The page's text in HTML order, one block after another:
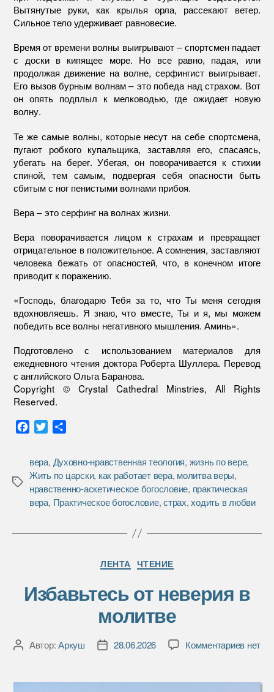
Вытянутые руки, как крылья орла, рассекают ветер.
Сильное тело удерживает равновесие.
Время от времени волны выигрывают – спортсмен падает
с доски в кипящее море. Но все равно, падая, или
продолжая движение на волне, серфингист выигрывает.
Его вызов бурным волнам – это победа над страхом. Вот
он опять подплыл к мелководью, где ожидает новую
волну.
Те же самые волны, которые несут на себе спортсмена,
пугают робкого купальщика, заставляя его, спасаясь,
убегать на берег. Убегая, он поворачивается к стихии
спиной, тем самым, подвергая себя опасности быть
сбитым с ног пенистыми волнами прибоя.
Вера – это серфинг на волнах жизни.
Вера поворачивается лицом к страхам и превращает
отрицательное в положительное. А сомнения, заставляют
человека бежать от опасностей, что, в конечном итоге
приводит к поражению.
«Господь, благодарю Тебя за то, что Ты меня сегодня
вдохновляешь. Я знаю, что вместе, Ты и я, мы можем
победить все волны негативного мышления. Аминь».
Подготовлено с использованием материалов для
ежедневного чтения доктора Роберта Шуллера. Перевод
с английского Ольга Баранова.
Copyright © Crystal Cathedral Minstries, All Rights
Reserved.
e
b
o
o
t
t
e
r
р
а
в
и
ь
Метки
вера, Духовно-нравственная теология, жизнь по вере,
Жить по царски, как работает вера, молитва веры,
нравственно-аскетическое богословие, практическая
вера, Практическое богословие,страх,ходить в любви
Рубрики
ЛЕНТА ЧТЕНИЕ
Избавьтесь от неверия в
молитве
АвторАвтор:Аркуш
Дата28.06.2026 Комментариевк
от
нет